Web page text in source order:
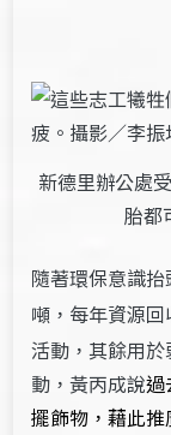
新德里辦公處
胎都
隨著環保意識
噸，每年資源
活動，其餘用
動，黃丙成說過
擺飾物，藉此